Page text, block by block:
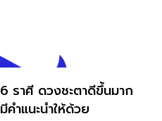
6 ราศี ดวงชะตาดีขึ้นมาก
มีคำแนะนำให้ด้วย